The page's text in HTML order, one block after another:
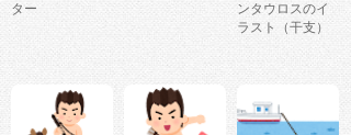
ター
ンタウロスのイ
ラスト（干支）